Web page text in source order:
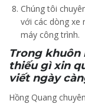
Chúng tôi
với các dòng xe
máy công trình.
Trong khuôn
thiếu gì xin
viết ngày
Hồng Quang